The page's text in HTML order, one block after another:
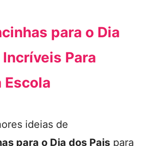
para o Dia
Para
Escola
ideias de
para o Dia dos Pais para